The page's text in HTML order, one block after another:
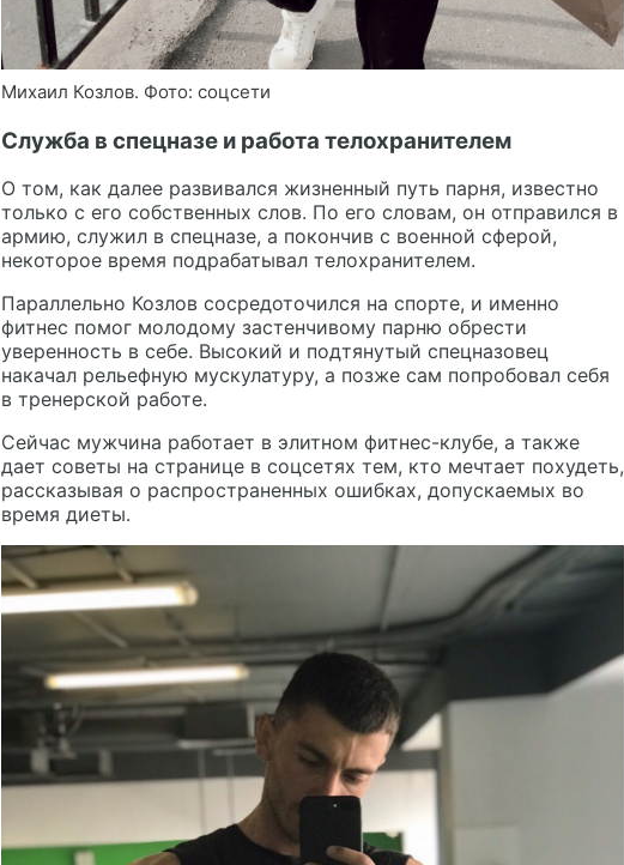
Михаил Козлов. Фото: соцсети
Служба в спецназе и работа телохранителем
О том, как далее развивался жизненный путь парня, известно
только с его собственных слов. По его словам, он отправился в
армию, служил в спецназе, а покончив с военной сферой,
некоторое время подрабатывал телохранителем.
Параллельно Козлов сосредоточился на спорте, и именно
фитнес помог молодому застенчивому парню обрести
уверенность в себе. Высокий и подтянутый спецназовец
накачал рельефную мускулатуру, а позже сам попробовал себя
в тренерской работе.
Сейчас мужчина работает в элитном фитнес-клубе, а также
дает советы на странице в соцсетях тем, кто мечтает похудеть,
рассказывая о распространенных ошибках, допускаемых во
время диеты.